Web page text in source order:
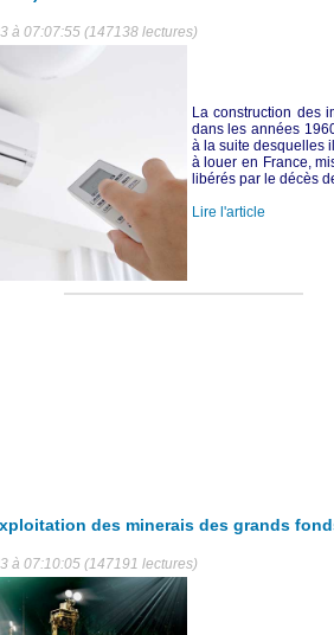
à 07:07:55 (147138 lectures)
La construction des
dans les années
à la suite desquelles
à louer en France,
libérés par le décès
Lire l'article
des minerais des grands
à 07:10:05 (147191 lectures)